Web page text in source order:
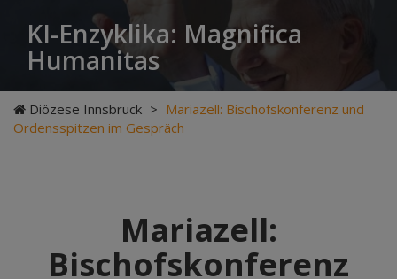
KI-Enzyklika: Magnifica
Humanitas
Diözese Innsbruck > Mariazell: Bischofskonferenz und
Ordensspitzen im Gespräch
Mariazell:
Bischofskonferenz